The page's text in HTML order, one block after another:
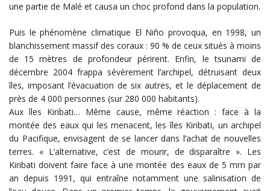
une partie de Malé et causa un choc profond dans la population.
Puis le phénomène climatique El Niño provoqua, en 1998, un
blanchissement massif des coraux : 90 % de ceux situés à moins
de 15 mètres de profondeur périrent. Enfin, le tsunami de
décembre 2004 frappa sévèrement l’archipel, détruisant deux
îles, imposant l’évacuation de six autres, et le déplacement de
près de 4 000 personnes (sur 280 000 habitants).
Aux îles Kiribati… Même cause, même réaction : face à la
montée des eaux qui les menacent, les îles Kiribati, un archipel
du Pacifique, envisagent de se lancer dans l’achat de nouvelles
terres. « L’alternative, c’est de mourir, de disparaître ». Les
Kiribati doivent faire face à une montée des eaux de 5 mm par
an depuis 1991, qui entraîne notamment une salinisation de